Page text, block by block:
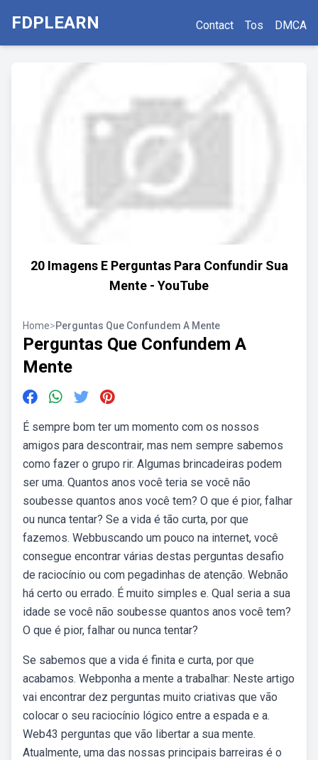
FDPLEARN Contact Tos DMCA
20 Imagens E Perguntas Para Confundir Sua
Mente - YouTube
Home>Perguntas Que Confundem A Mente
Perguntas Que Confundem A
Mente
É sempre bom ter um momento com os nossos
amigos para descontrair, mas nem sempre sabemos
como fazer o grupo rir. Algumas brincadeiras podem
ser uma. Quantos anos você teria se você não
soubesse quantos anos você tem? O que é pior, falhar
ou nunca tentar? Se a vida é tão curta, por que
fazemos. Webbuscando um pouco na internet, você
consegue encontrar várias destas perguntas desafio
de raciocínio ou com pegadinhas de atenção. Webnão
há certo ou errado. É muito simples e. Qual seria a sua
idade se você não soubesse quantos anos você tem?
O que é pior, falhar ou nunca tentar?
Se sabemos que a vida é finita e curta, por que
acabamos. Webponha a mente a trabalhar: Neste artigo
vai encontrar dez perguntas muito criativas que vão
colocar o seu raciocínio lógico entre a espada e a.
Web43 perguntas que vão libertar a sua mente.
Atualmente, uma das nossas principais barreiras é o